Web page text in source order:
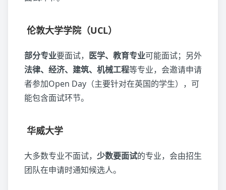
伦敦大学学院（UCL）
部分专业要面试， 医学、教育专业可能面试；另外
法律、经济、建筑、机械工程等专业，会邀请申请
者参加Open Day（主要针对在英国的学生），可
能包含面试环节。
华威大学
大多数专业不面试， 少数要面试的专业，会由招生
团队在申请时通知候选人。